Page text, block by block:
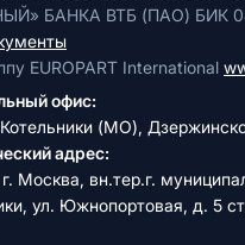
БАНКА ВТБ (ПАО) БИК
EUROPART International
офис:
(МО),
адрес:
Москва, вн.тер.г.
ул. Южнопортовая, д. 5